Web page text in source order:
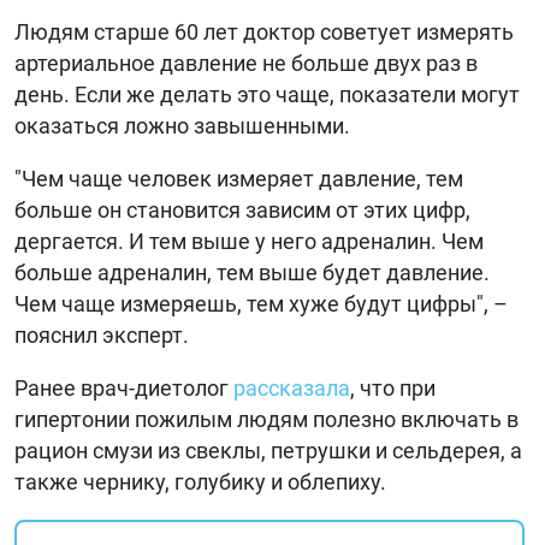
Людям старше 60 лет доктор советует измерять
артериальное давление не больше двух раз в
день. Если же делать это чаще, показатели могут
оказаться ложно завышенными.
"Чем чаще человек измеряет давление, тем
больше он становится зависим от этих цифр,
дергается. И тем выше у него адреналин. Чем
больше адреналин, тем выше будет давление.
Чем чаще измеряешь, тем хуже будут цифры", –
пояснил эксперт.
Ранее врач-диетолог рассказала, что при
гипертонии пожилым людям полезно включать в
рацион смузи из свеклы, петрушки и сельдерея, а
также чернику, голубику и облепиху.